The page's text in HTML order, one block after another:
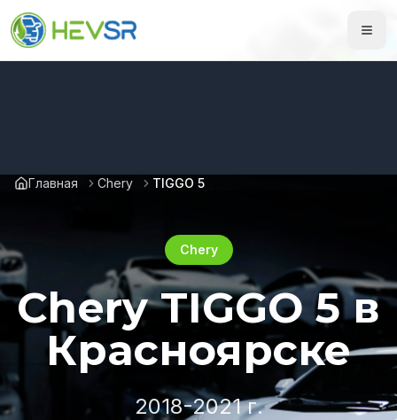
Главная Chery TIGGO 5
Chery
Chery TIGGO 5 в
Красноярске
2018-2021 г.